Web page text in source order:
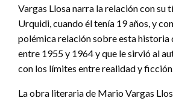
Vargas Llosa narra la relación con su
Urquidi, cuando él tenía 19 años, y
polémica relación sobre esta historia
entre 1955 y 1964 y que le sirvió al
con los límites entre realidad y ficción.
La obra literaria de Mario Vargas